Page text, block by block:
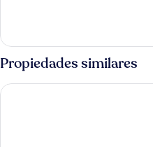
Propiedades similares
Theatre Boutique Aparthotel